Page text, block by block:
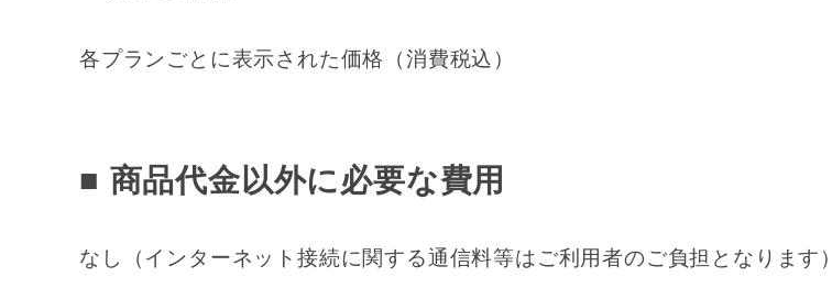
各プランごとに表示された価格（消費税込）
■ 商品代金以外に必要な費用
なし（インターネット接続に関する通信料等はご利用者のご負担となります）